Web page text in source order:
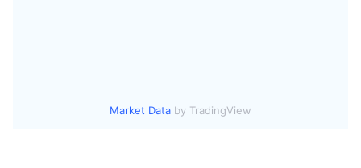
Market Data by TradingView